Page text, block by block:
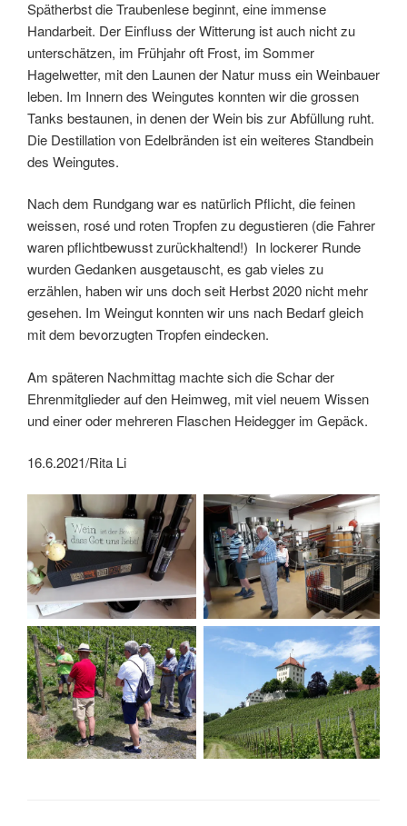
Spätherbst die Traubenlese beginnt, eine immense
Handarbeit. Der Einfluss der Witterung ist auch nicht zu
unterschätzen, im Frühjahr oft Frost, im Sommer
Hagelwetter, mit den Launen der Natur muss ein Weinbauer
leben. Im Innern des Weingutes konnten wir die grossen
Tanks bestaunen, in denen der Wein bis zur Abfüllung ruht.
Die Destillation von Edelbränden ist ein weiteres Standbein
des Weingutes.
Nach dem Rundgang war es natürlich Pflicht, die feinen
weissen, rosé und roten Tropfen zu degustieren (die Fahrer
waren pflichtbewusst zurückhaltend!) In lockerer Runde
wurden Gedanken ausgetauscht, es gab vieles zu
erzählen, haben wir uns doch seit Herbst 2020 nicht mehr
gesehen. Im Weingut konnten wir uns nach Bedarf gleich
mit dem bevorzugten Tropfen eindecken.
Am späteren Nachmittag machte sich die Schar der
Ehrenmitglieder auf den Heimweg, mit viel neuem Wissen
und einer oder mehreren Flaschen Heidegger im Gepäck.
16.6.2021/Rita Li